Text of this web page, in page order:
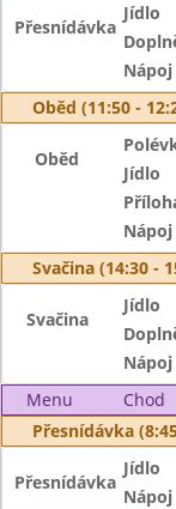
Přesnídávka
Jídlo
Nápoj
Oběd (11:50 -
Oběd
Jídlo
Nápoj
Svačina (14:30 -
Svačina
Jídlo
Nápoj
Menu
Chod
Přesnídávka
Přesnídávka
Jídlo
Nápoj